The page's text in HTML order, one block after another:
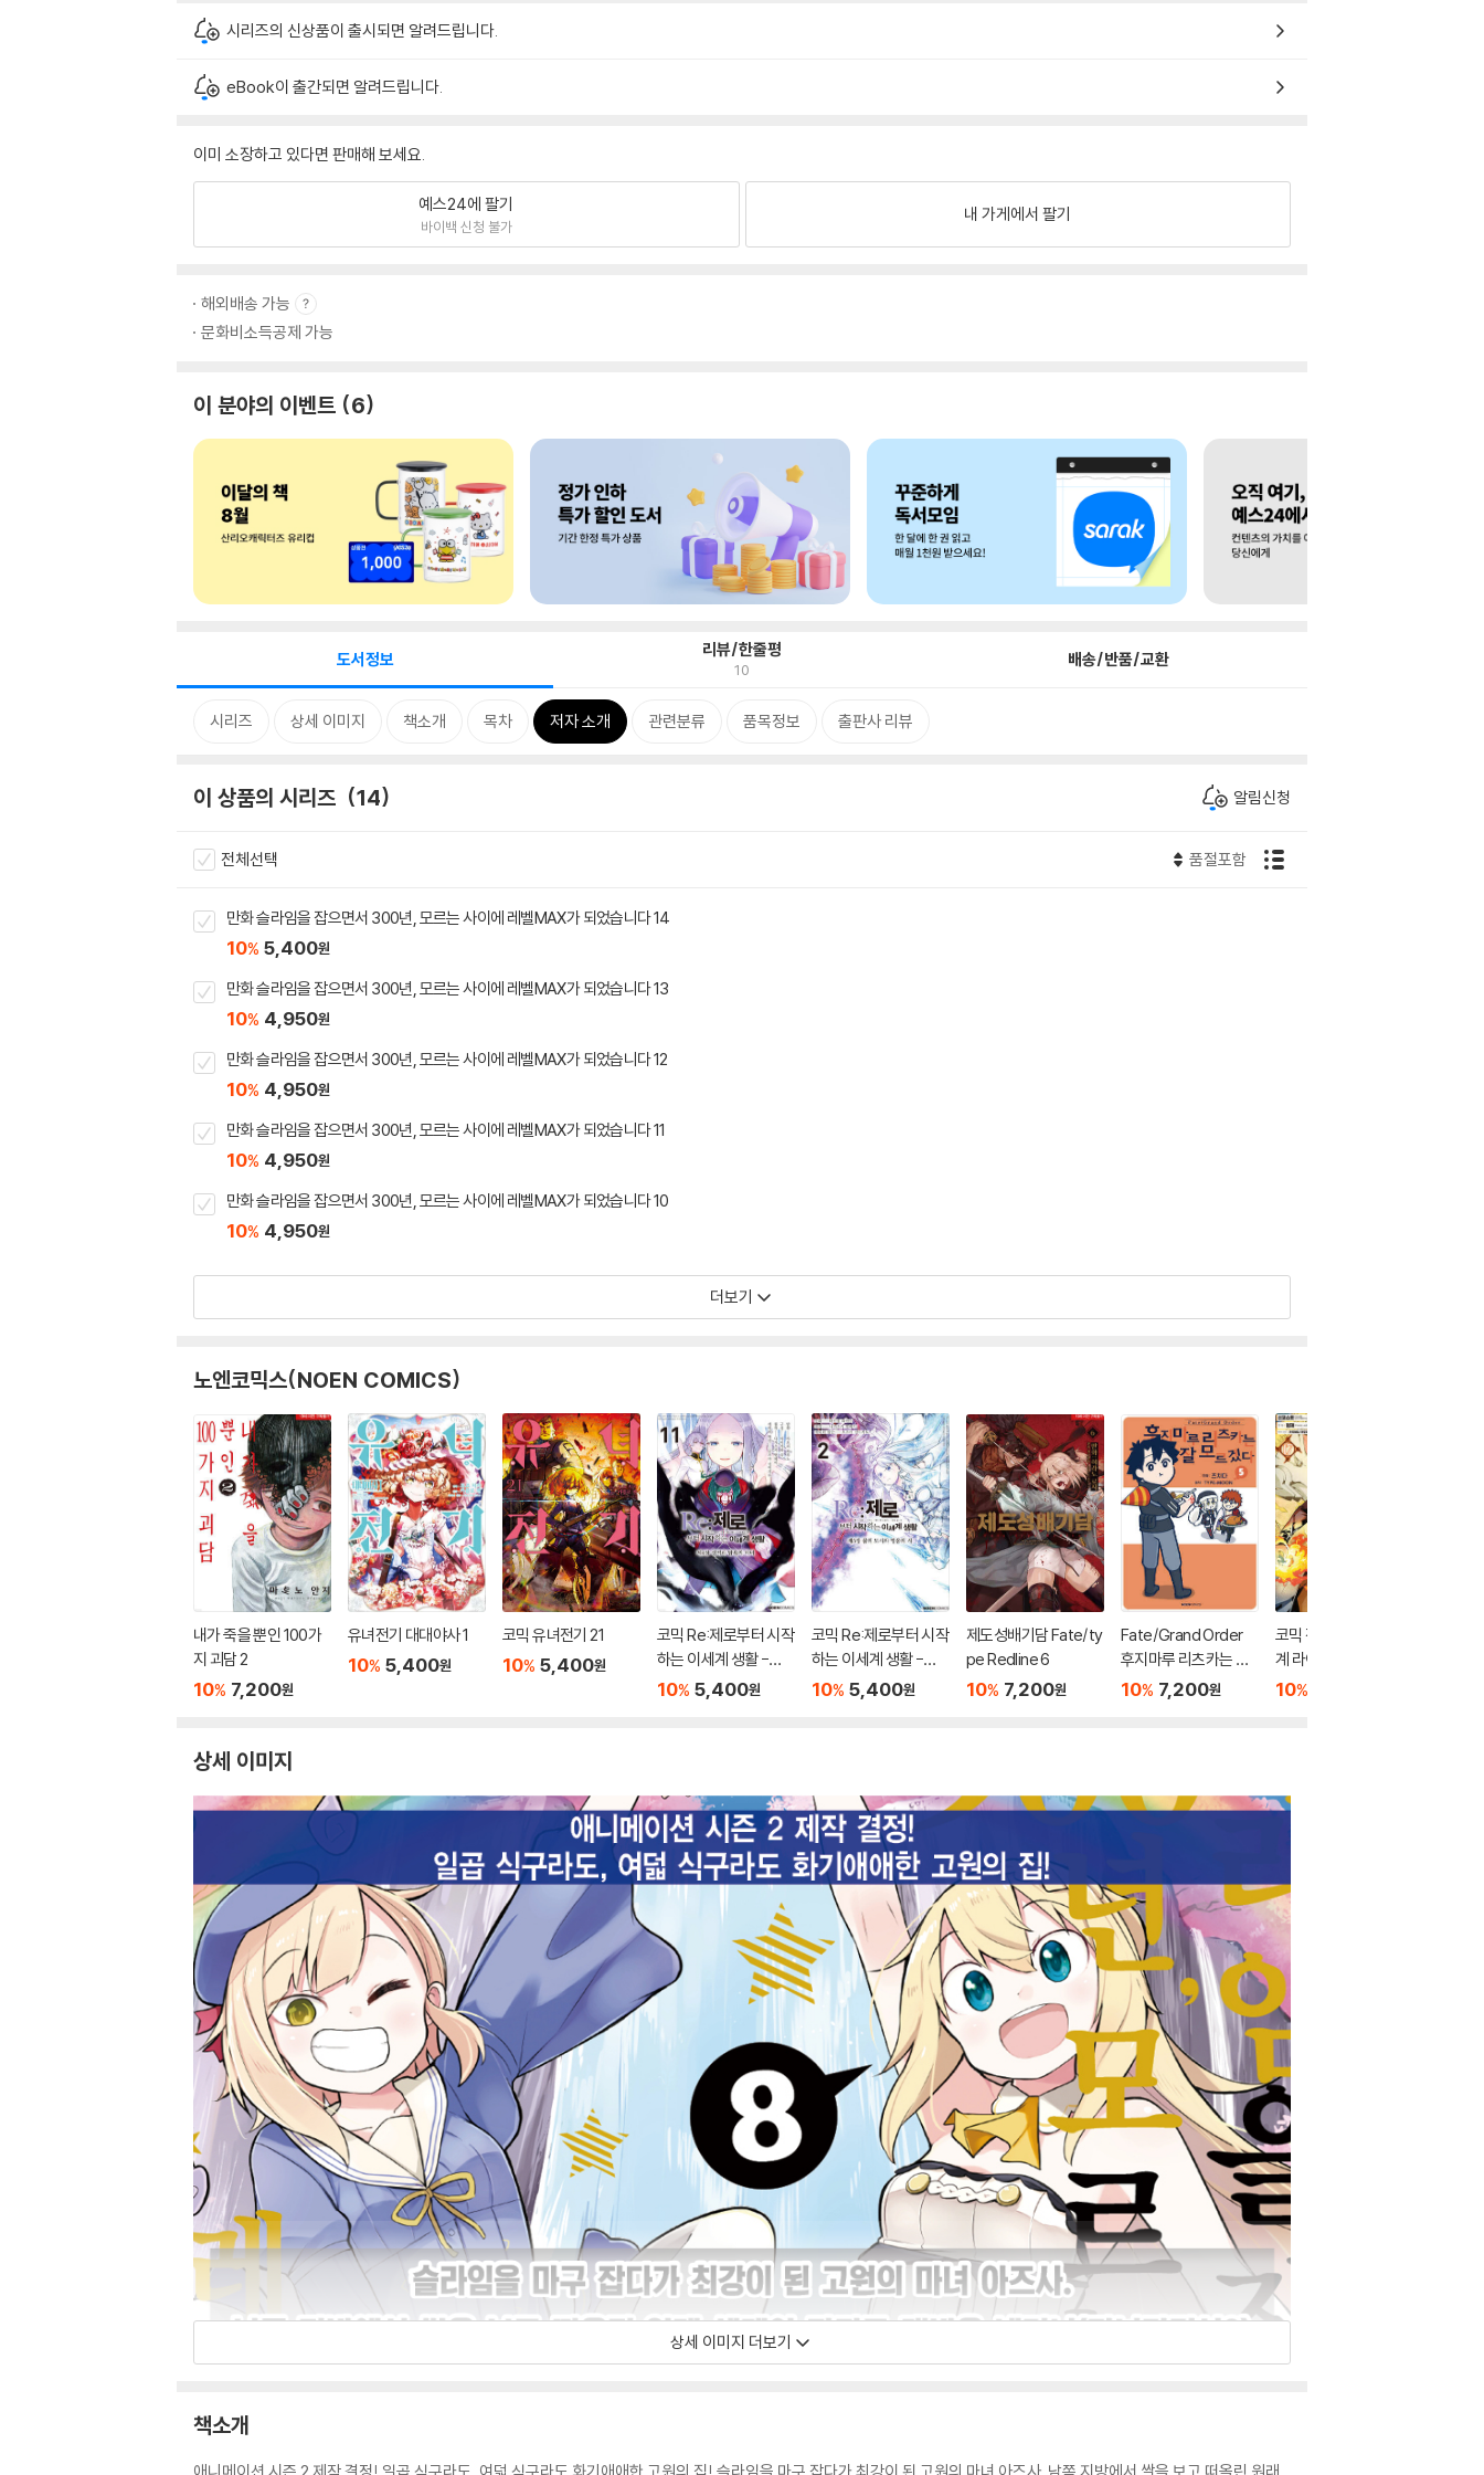
시리즈의 신상품이 출시되면 알려드립니다.
eBook이 출간되면 알려드립니다.
이미 소장하고 있다면 판매해 보세요.
예스24에 팔기
바이백 신청 불가
내 가게에서 팔기
해외배송 가능
문화비소득공제 가능
이 분야의 이벤트 6
도서정보 리뷰/한줄평
10 배송/반품/교환
시리즈 상세 이미지 책소개 목차 저자 소개 관련분류 품목정보 출판사 리뷰
이 상품의 시리즈 14 알림신청
전체선택 품절포함
만화 슬라임을 잡으면서 300년, 모르는 사이에 레벨MAX가 되었습니다 14
10% 5,400원
만화 슬라임을 잡으면서 300년, 모르는 사이에 레벨MAX가 되었습니다 13
10% 4,950원
만화 슬라임을 잡으면서 300년, 모르는 사이에 레벨MAX가 되었습니다 12
10% 4,950원
만화 슬라임을 잡으면서 300년, 모르는 사이에 레벨MAX가 되었습니다 11
10% 4,950원
만화 슬라임을 잡으면서 300년, 모르는 사이에 레벨MAX가 되었습니다 10
10% 4,950원
더보기
노엔코믹스(NOEN COMICS)
내가 죽을 뿐인 100가
지 괴담 2
10% 7,200원
유녀전기 대대야사 1
10% 5,400원
코믹 유녀전기 21
10% 5,400원
코믹 Re:제로부터 시작
하는 이세계 생활 -제4
장- 11
10% 5,400원
코믹 Re:제로부터 시작
하는 이세계 생활 -제5
장- 2
10% 5,400원
제도성배기담 Fate/ty
pe Redline 6
10% 7,200원
Fate/Grand Order
후지마루 리츠카는 잘
모르겠다 5
10% 7,200원
코믹 전생 현자의 이세
계 라이프 17
10%
상세 이미지
상세 이미지 더보기
책소개